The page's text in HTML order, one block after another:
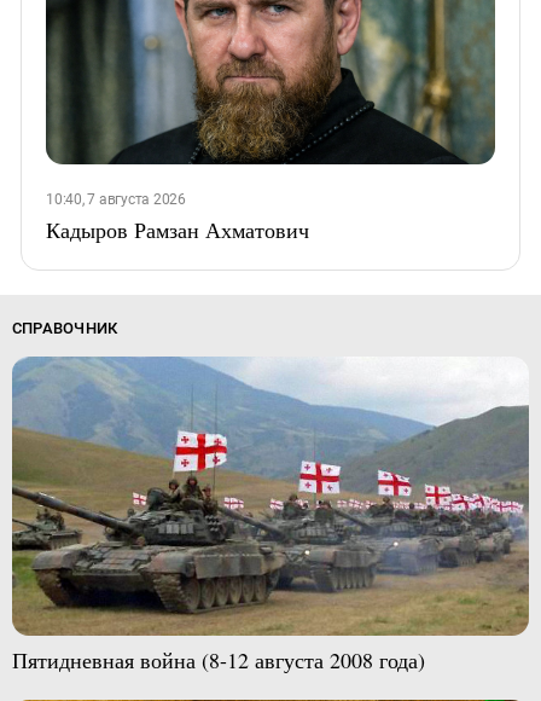
10:40, 7 августа 2026
Кадыров Рамзан Ахматович
СПРАВОЧНИК
Пятидневная война (8-12 августа 2008 года)